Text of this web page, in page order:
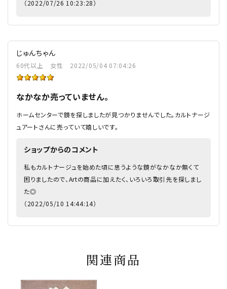
（2022/07/26 10:23:28）
じゅんちゃん
60代以上 女性 2022/05/04 07:04:26
なかなか売っていません。
ホームセンターで鏡を探しましたが見つかりませんでした。カルトナージ
ュアートさんに売っていて嬉しいです。
ショップからのコメント
私もカルトナージュを始めた頃に思うような鏡がなかなか無くて
困りましたので、Artの商品に加えたく、いろいろ取引先を探しまし
た◎
（2022/05/10 14:44:14）
関連商品